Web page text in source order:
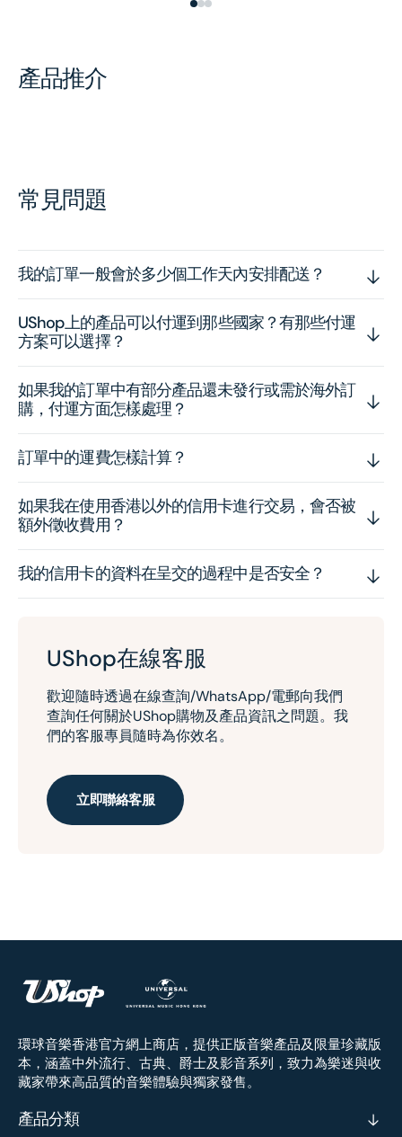
產品推介
常見問題
我的訂單一般會於多少個工作天內安排配送？
UShop上的產品可以付運到那些國家？有那些付運
方案可以選擇？
如果我的訂單中有部分產品還未發行或需於海外訂
購，付運方面怎樣處理？
訂單中的運費怎樣計算？
如果我在使用香港以外的信用卡進行交易，會否被
額外徵收費用？
我的信用卡的資料在呈交的過程中是否安全？
UShop在線客服
歡迎隨時透過在線查詢/WhatsApp/電郵向我們
查詢任何關於UShop購物及產品資訊之問題。我
們的客服專員隨時為你效名。
立即聯絡客服
環球音樂香港官方網上商店，提供正版音樂產品及限量珍藏版
本，涵蓋中外流行、古典、爵士及影音系列，致力為樂迷與收
藏家帶來高品質的音樂體驗與獨家發售。
產品分類